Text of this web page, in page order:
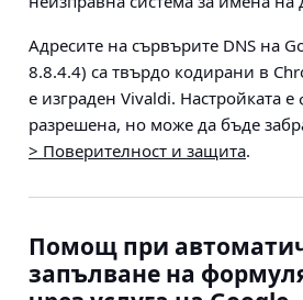
Адресите на сървърите DNS на
8.8.4.4) са твърдо кодирани в
е изграден Vivaldi. Настройката
разрешена, но може да бъде
> Поверителност и защита.
Помощ при
запълване на